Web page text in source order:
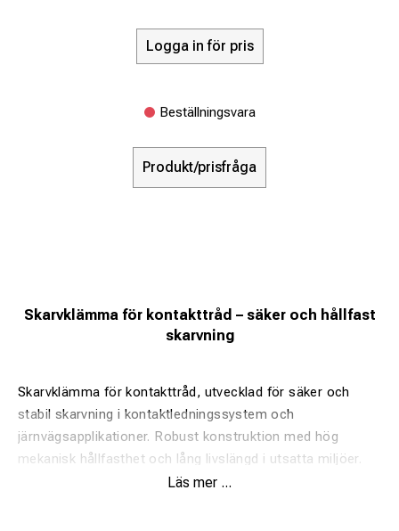
Logga in för pris
Beställningsvara
Produkt/prisfråga
Skarvklämma för kontakttråd – säker och hållfast
skarvning
Skarvklämma för kontakttråd, utvecklad för säker och
stabil skarvning i kontaktledningssystem och
järnvägsapplikationer. Robust konstruktion med hög
mekanisk hållfasthet och lång livslängd i utsatta miljöer.
Läs mer ...